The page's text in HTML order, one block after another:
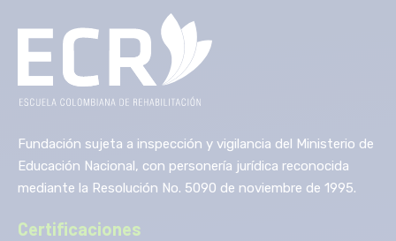
Fundación sujeta a inspección y vigilancia del Ministerio de
Educación Nacional, con personería jurídica reconocida
mediante la Resolución No. 5090 de noviembre de 1995.
Certificaciones